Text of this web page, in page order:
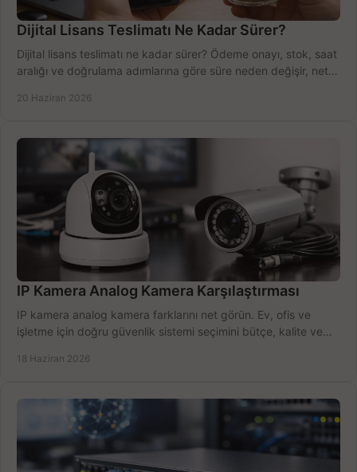
Dijital Lisans Teslimatı Ne Kadar Sürer?
Dijital lisans teslimatı ne kadar sürer? Ödeme onayı, stok, saat
aralığı ve doğrulama adımlarına göre süre neden değişir, net
20 Haziran 2026
IP Kamera Analog Kamera Karşılaştırması
IP kamera analog kamera farklarını net görün. Ev, ofis ve
işletme için doğru güvenlik sistemi seçimini bütçe, kalite ve
18 Haziran 2026